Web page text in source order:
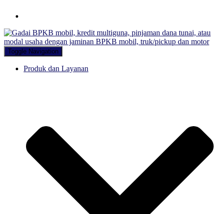
Toggle Navigation
Produk dan Layanan